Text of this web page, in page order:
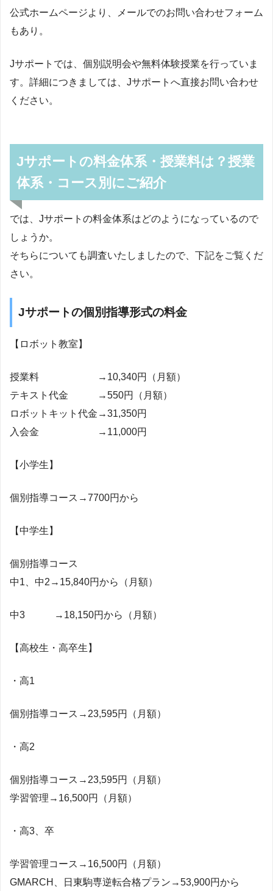
公式ホームページより、メールでのお問い合わせフォーム
もあり。
Jサポートでは、個別説明会や無料体験授業を行っていま
す。詳細につきましては、Jサポートへ直接お問い合わせ
ください。
Jサポートの料金体系・授業料は？授業
体系・コース別にご紹介
では、Jサポートの料金体系はどのようになっているので
しょうか。
そちらについても調査いたしましたので、下記をご覧くだ
さい。
Jサポートの個別指導形式の料金
【ロボット教室】
授業料 →10,340円（月額）
テキスト代金 →550円（月額）
ロボットキット代金→31,350円
入会金 →11,000円
【小学生】
個別指導コース→7700円から
【中学生】
個別指導コース
中1、中2→15,840円から（月額）
中3 →18,150円から（月額）
【高校生・高卒生】
・高1
個別指導コース→23,595円（月額）
・高2
個別指導コース→23,595円（月額）
学習管理→16,500円（月額）
・高3、卒
学習管理コース→16,500円（月額）
GMARCH、日東駒専逆転合格プラン→53,900円から